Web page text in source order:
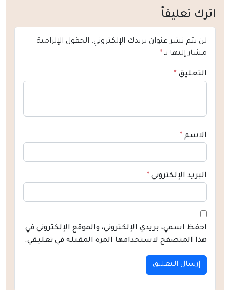
اترك تعليقاً
لن يتم نشر عنوان بريدك الإلكتروني. الحقول الإلزامية
مشار إليها بـ *
التعليق *
الاسم *
البريد الإلكتروني *
احفظ اسمي، بريدي الإلكتروني، والموقع الإلكتروني في
هذا المتصفح لاستخدامها المرة المقبلة في تعليقي.